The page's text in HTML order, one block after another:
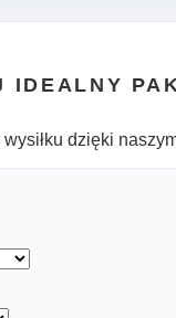
IDEALNY
dzięki